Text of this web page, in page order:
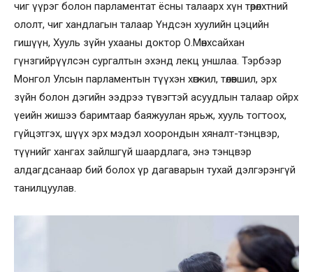
чиг үүрэг болон парламентат ёсны талаарх хүн төрөлхтний
ололт, чиг хандлагын талаар Үндсэн хуулийн цэцийн
гишүүн, Хууль зүйн ухааны доктор О.Мөнхсайхан
гүнзгийрүүлсэн сургалтын эхэнд лекц уншлаа. Тэрбээр
Монгол Улсын парламентын түүхэн хөгжил, төлөвшил, эрх
зүйн болон дэгийн ээдрээ түвэгтэй асуудлын талаар ойрх
үеийн жишээ баримтаар баяжуулан ярьж, хууль тогтоох,
гүйцэтгэх, шүүх эрх мэдэл хоорондын хяналт-тэнцвэр,
түүнийг хангах зайлшгүй шаардлага, энэ тэнцвэр
алдагдсанаар бий болох үр дагаварын тухай дэлгэрэнгүй
танилцуулав.